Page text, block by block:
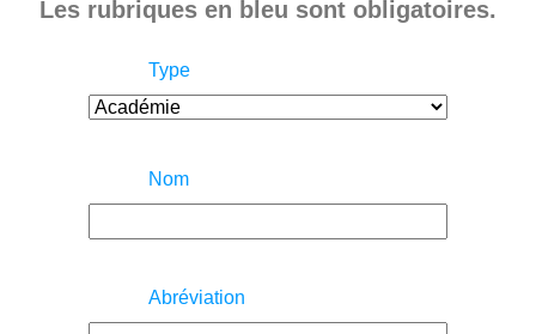
Les rubriques en bleu sont obligatoires.
Type
Nom
Abréviation